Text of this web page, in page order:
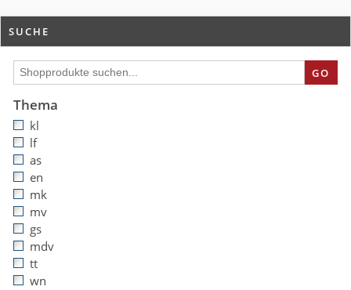
SUCHE
GO
Thema
kl
lf
as
en
mk
mv
gs
mdv
tt
wn